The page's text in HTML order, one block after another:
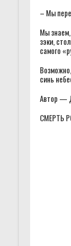
– Мы
Мы
зэки,
самого
синь
Автор —
СМЕРТЬ